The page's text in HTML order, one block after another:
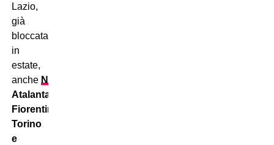
Lazio,
già
bloccata
in
estate,
anche Napoli
Atalanta,
Fiorentina,
Torino
e